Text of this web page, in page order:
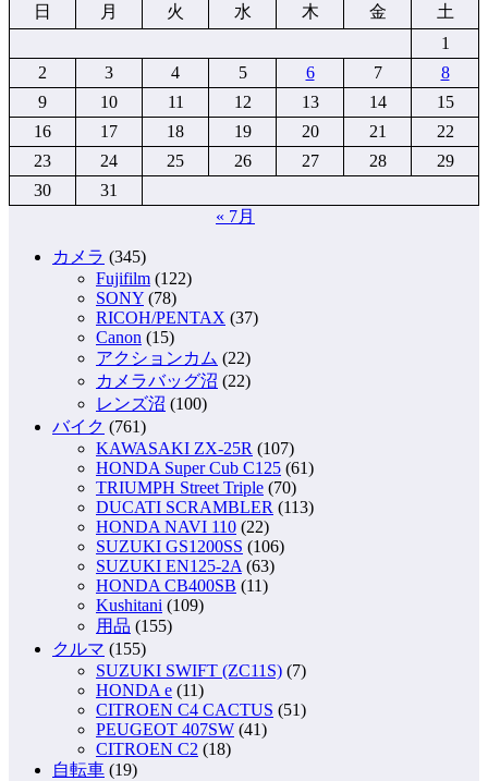
日
月 火 水 木 金
土
1
2
3 4 5 6 7
8
9
10 11 12 13 14
15
16
17 18 19 20 21
22
23
24 25 26 27 28
29
30
31
« 7月
カメラ (345)
Fujifilm (122)
SONY (78)
RICOH/PENTAX (37)
Canon (15)
アクションカム (22)
カメラバッグ沼 (22)
レンズ沼 (100)
バイク (761)
KAWASAKI ZX-25R (107)
HONDA Super Cub C125 (61)
TRIUMPH Street Triple (70)
DUCATI SCRAMBLER (113)
HONDA NAVI 110 (22)
SUZUKI GS1200SS (106)
SUZUKI EN125-2A (63)
HONDA CB400SB (11)
Kushitani (109)
用品 (155)
クルマ (155)
SUZUKI SWIFT (ZC11S) (7)
HONDA e (11)
CITROEN C4 CACTUS (51)
PEUGEOT 407SW (41)
CITROEN C2 (18)
自転車 (19)